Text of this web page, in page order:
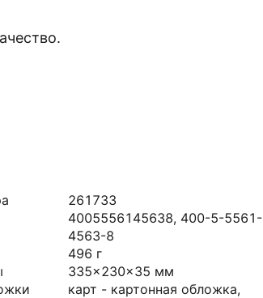
261733
4005556145638, 400-5-5561-
4563-8
496 г
335x230x35 мм
карт - картонная обложка,